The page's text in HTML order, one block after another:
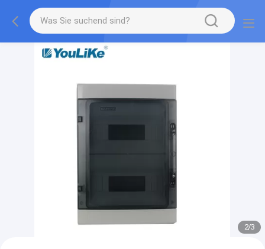
2/3